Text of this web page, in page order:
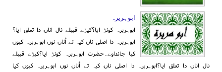
ابوہریرہ
ابوہریرہ کونڑ ایا؟کیڑے قبیلے نال اناں دا تعلق ایا؟
ابوہریرہ دا اصلی ناں کیہ تے اُناں نوں ابوہریرہ کیوں
کیا جانداوے۔حضرت ابوہریرہ کونڑ ایا؟کیڑے قبیلے
نال اناں دا تعلق ایا؟ابوہریرہ دا اصلی ناں کیہ تے اُناں نوں ابوہریرہ کیوں کیا